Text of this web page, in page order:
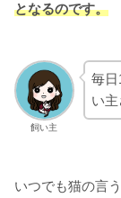
となるのです。
飼い主
毎日
い主
いつでも猫の言